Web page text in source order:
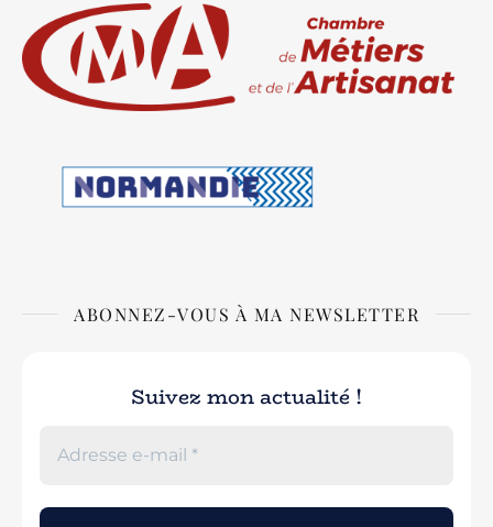
ABONNEZ-VOUS À MA NEWSLETTER
Suivez mon actualité !